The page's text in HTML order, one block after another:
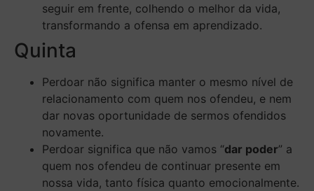
seguir em frente, colhendo o melhor da vida,
transformando a ofensa em aprendizado.
Quinta
Perdoar não significa manter o mesmo nível de
relacionamento com quem nos ofendeu, e nem
dar novas oportunidade de sermos ofendidos
novamente.
Perdoar significa que não vamos “dar poder” a
quem nos ofendeu de continuar presente em
nossa vida, tanto física quanto emocionalmente.